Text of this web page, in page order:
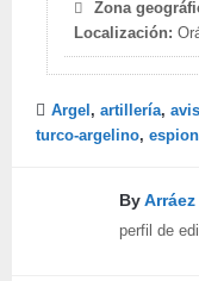
Zona
Localización:
Argel , artillería,
turco-argelino,
By
perfil de